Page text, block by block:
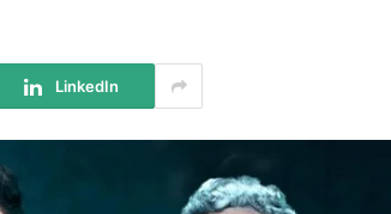
LinkedIn